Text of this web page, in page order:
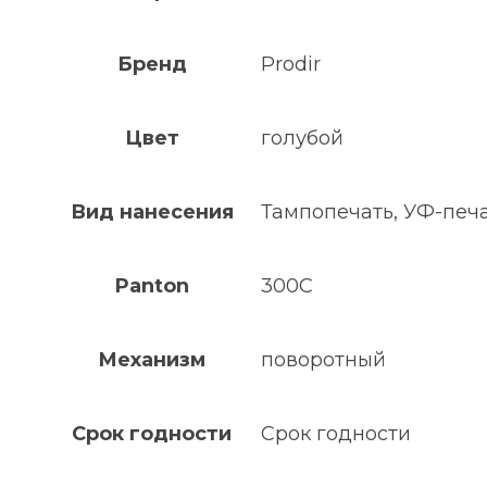
Бренд Prodir
Цвет голубой
Вид нанесения Тампопечать, УФ-
Panton 300C
Механизм поворотный
Срок годности Срок годности